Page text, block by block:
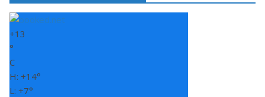
+13
°
C
H: +14°
L: +7°